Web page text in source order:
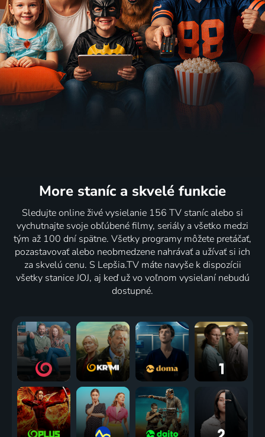
More staníc a skvelé funkcie
Sledujte online živé vysielanie 156 TV staníc alebo si
vychutnajte svoje obľúbené filmy, seriály a všetko medzi
tým až 100 dní spätne. Všetky programy môžete pretáčať,
pozastavovať alebo neobmedzene nahrávať a užívať si ich
za skvelú cenu. S Lepšia.TV máte navyše k dispozícii
všetky stanice JOJ, aj keď už vo voľnom vysielaní nebudú
dostupné.